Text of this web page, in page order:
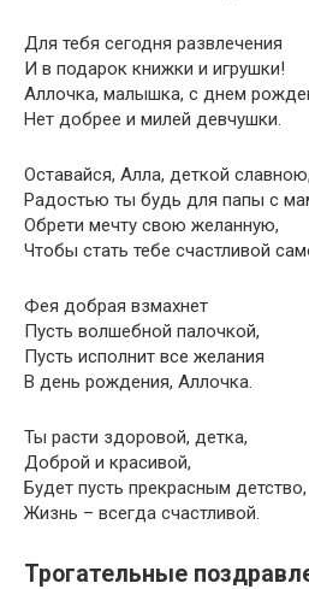
Для тебя сегодня развлечения
И в подарок книжки и игрушки!
Аллочка, малышка, с днем
Нет добрее и милей девчушки.
Оставайся, Алла, деткой славною,
Радостью ты будь для папы с
Обрети мечту свою желанную,
Чтобы стать тебе счастливой
Фея добрая взмахнет
Пусть волшебной палочкой,
Пусть исполнит все желания
В день рождения, Аллочка.
Ты расти здоровой, детка,
Доброй и красивой,
Будет пусть прекрасным детство,
Жизнь – всегда счастливой.
Трогательные